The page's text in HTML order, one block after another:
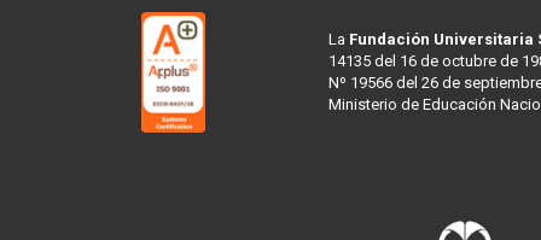
La Fundación Universitaria
14135 del 16 de octubre de
Nº 19566 del 26 de
Ministerio de Educación